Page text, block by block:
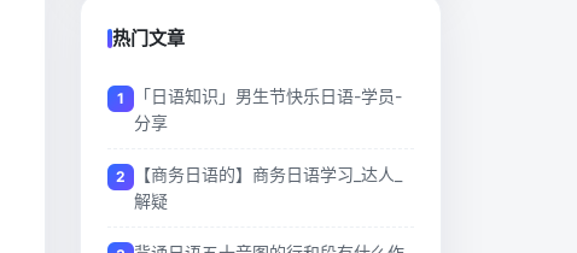
热门文章
「日语知识」男生节快乐日语-学员-
分享
【商务日语的】商务日语学习_达人_
解疑